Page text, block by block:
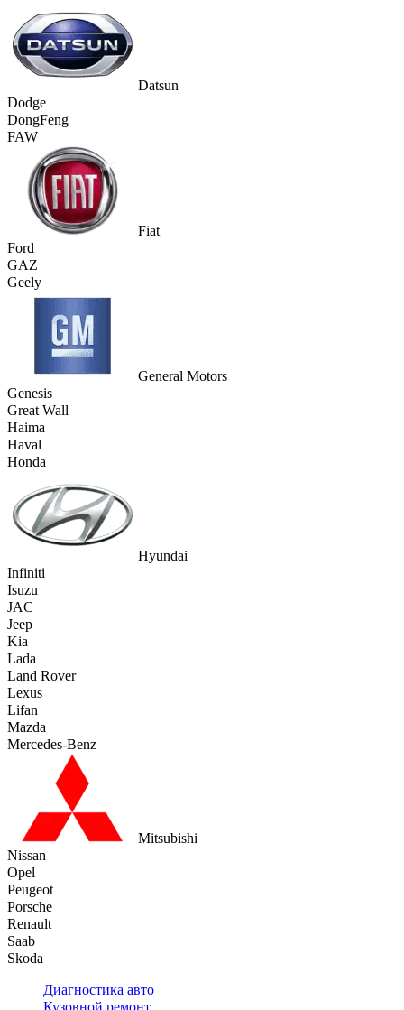
Datsun
Dodge
DongFeng
FAW
Fiat
Ford
GAZ
Geely
General Motors
Genesis
Great Wall
Haima
Haval
Honda
Hyundai
Infiniti
Isuzu
JAC
Jeep
Kia
Lada
Land Rover
Lexus
Lifan
Mazda
Mercedes-Benz
Mitsubishi
Nissan
Opel
Peugeot
Porsche
Renault
Saab
Skoda
Диагностика авто
Кузовной ремонт